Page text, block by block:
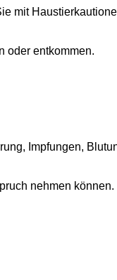
mit
oder entkommen.
Impfungen,
nehmen können.